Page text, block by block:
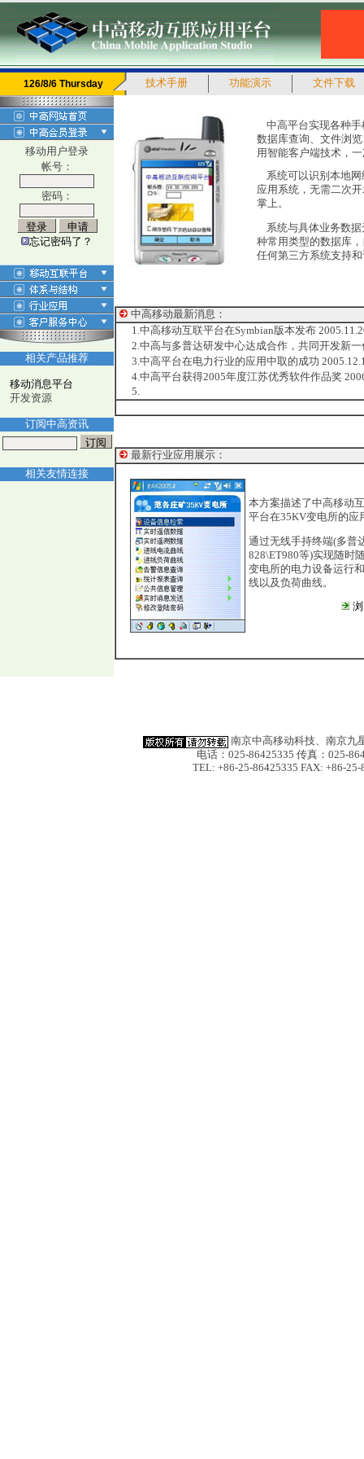
126/8/6 Thursday 技术手册 功能演示 文件下载
移动用户登录
帐号：
密码：
忘记密码了？
相关产品推荐
移动消息平台
开发资源
订阅中高资讯
相关友情连接
中高平台实现各种手
数据库查询、文件浏
用智能客户端技术，
系统可以识别本地网
应用系统，无需二次
掌上。
系统与具体业务数据
种常用类型的数据库
任何第三方系统支持
中高移动最新消息：
1.中高移动互联平台在Symbian版本发布
2.中高与多普达研发中心达成合作，共同开发新
3.中高平台在电力行业的应用中取的成功
4.中高平台获得2005年度江苏优秀软件作品奖
5.
最新行业应用展示：
本方案描述了中高移动
平台在35KV变电所的应
通过无线手持终端(多普
828\ET980等)实现随时
变电所的电力设备运行
线以及负荷曲线。
南京中高移动科技、南京九
电话：025-86425335 传真：025-
TEL: +86-25-86425335 FAX: +86-